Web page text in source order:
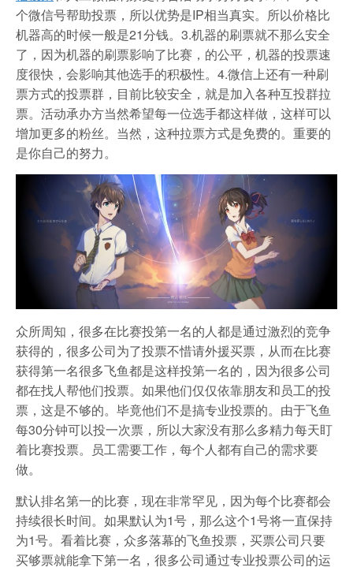
个微信号帮助投票，所以优势是IP相当真实。所以价格比
机器高的时候一般是21分钱。3.机器的刷票就不那么安全
了，因为机器的刷票影响了比赛，的公平，机器的投票速
度很快，会影响其他选手的积极性。4.微信上还有一种刷
票方式的投票群，目前比较安全，就是加入各种互投群拉
票。活动承办方当然希望每一位选手都这样做，这样可以
增加更多的粉丝。当然，这种拉票方式是免费的。重要的
是你自己的努力。
众所周知，很多在比赛投第一名的人都是通过激烈的竞争
获得的，很多公司为了投票不惜请外援买票，从而在比赛
获得第一名很多飞鱼都是这样投第一名的，因为很多公司
都在找人帮他们投票。如果他们仅仅依靠朋友和员工的投
票，这是不够的。毕竟他们不是搞专业投票的。由于飞鱼
每30分钟可以投一次票，所以大家没有那么多精力每天盯
着比赛投票。员工需要工作，每个人都有自己的需求要
做。
默认排名第一的比赛，现在非常罕见，因为每个比赛都会
持续很长时间。如果默认为1号，那么这个1号将一直保持
为1号。看着比赛，众多落幕的飞鱼投票，买票公司只要
买够票就能拿下第一名，很多公司通过专业投票公司的运